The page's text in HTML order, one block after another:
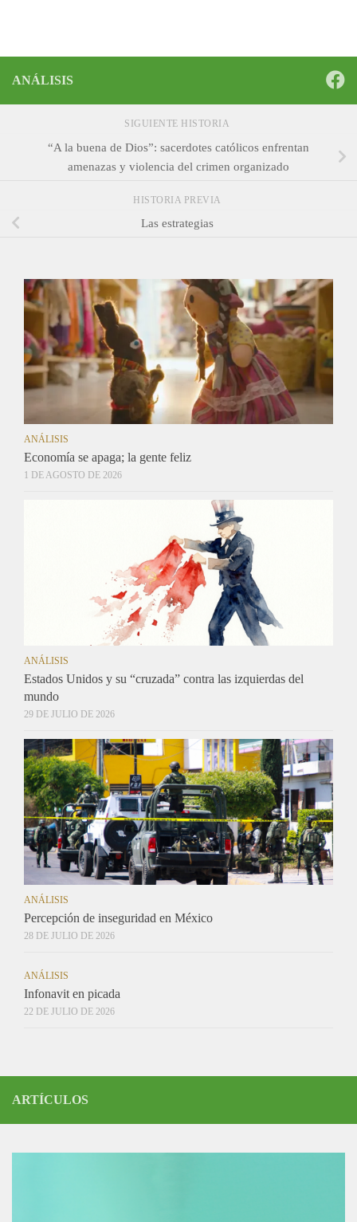
ANÁLISIS
SIGUIENTE HISTORIA
“A la buena de Dios”: sacerdotes católicos enfrentan
amenazas y violencia del crimen organizado
HISTORIA PREVIA
Las estrategias
ANÁLISIS
Economía se apaga; la gente feliz
1 DE AGOSTO DE 2026
ANÁLISIS
Estados Unidos y su “cruzada” contra las izquierdas del
mundo
29 DE JULIO DE 2026
ANÁLISIS
Percepción de inseguridad en México
28 DE JULIO DE 2026
ANÁLISIS
Infonavit en picada
22 DE JULIO DE 2026
ARTÍCULOS